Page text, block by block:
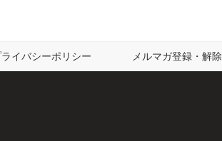
ライバシーポリシー メルマガ登録・解除